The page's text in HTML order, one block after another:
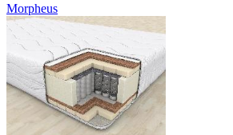
Morpheus